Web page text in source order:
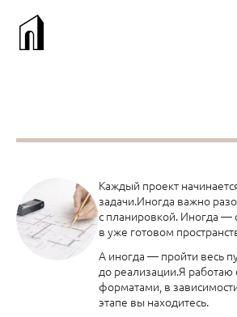
Каждый проект
задачи.Иногда важно
с планировкой. Иногда —
в уже готовом
А иногда — пройти весь
до реализации.Я работаю
форматами, в
этапе вы находитесь.